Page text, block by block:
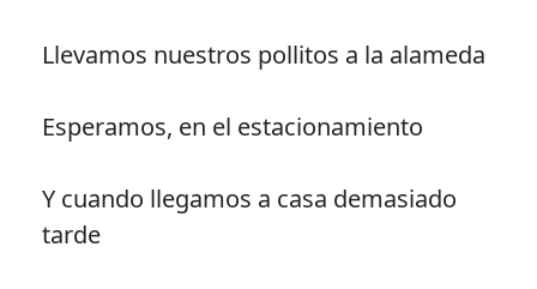
Llevamos nuestros pollitos a la alameda
Esperamos, en el estacionamiento
Y cuando llegamos a casa demasiado
tarde